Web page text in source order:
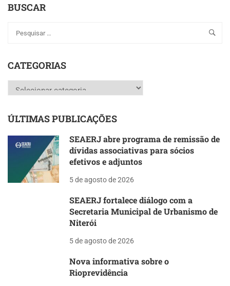
BUSCAR
CATEGORIAS
Categorias
ÚLTIMAS PUBLICAÇÕES
SEAERJ abre programa de remissão de
dívidas associativas para sócios
efetivos e adjuntos
5 de agosto de 2026
SEAERJ fortalece diálogo com a
Secretaria Municipal de Urbanismo de
Niterói
5 de agosto de 2026
Nova informativa sobre o
Rioprevidência